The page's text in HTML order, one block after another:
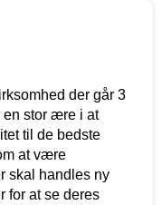
der går 3
stor ære i at
til de bedste
at være
skal handles ny
for at se deres